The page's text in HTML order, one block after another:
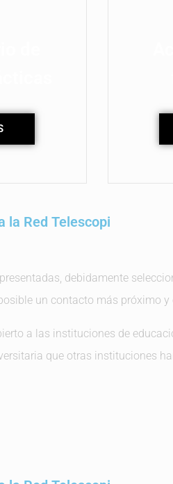
la Red Telescopi​
debidamente
un contacto más próximo y
a las instituciones de
que otras instituciones